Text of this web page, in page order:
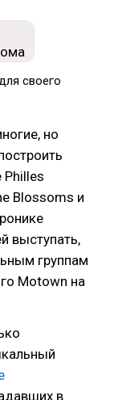
своего
но
Philles
Blossoms и
выступать,
группам
Motown на
в